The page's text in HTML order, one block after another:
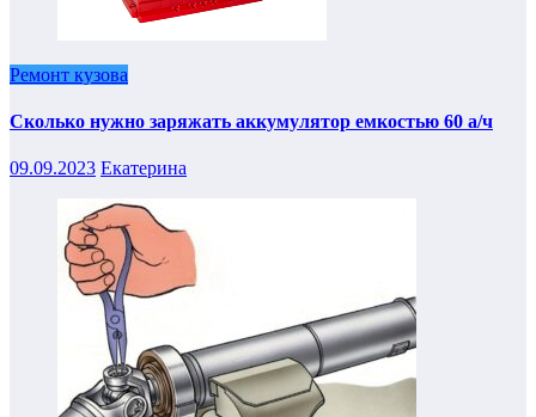
Ремонт кузова
Сколько нужно заряжать аккумулятор емкостью 60 а/ч
09.09.2023 Екатерина